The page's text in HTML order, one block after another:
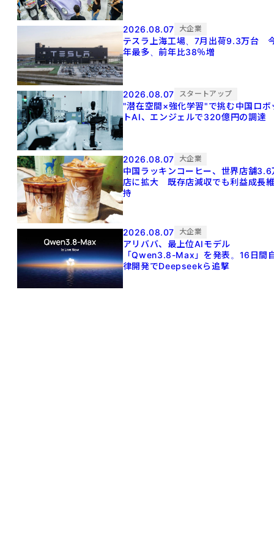
2026.08.07 大企業
テスラ上海工場、7月出荷9.3万台
年最多、前年比38％増
2026.08.07 スタートアップ
"潜在空間×強化学習"で挑む中国ロボ
トAI、エンジェルで320億円の調達
2026.08.07 大企業
中国ラッキンコーヒー、世界店舗3.6
店に拡大 既存店減収でも利益成長
持
2026.08.07 大企業
アリババ、最上位AIモデル
「Qwen3.8-Max」を発表。16日間
律開発でDeepseekら追撃